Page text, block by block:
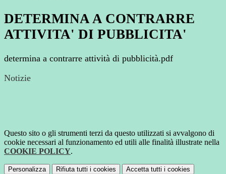
DETERMINA A CONTRARRE
ATTIVITA' DI PUBBLICITA'
determina a contrarre attività di pubblicità.pdf
Notizie
Questo sito o gli strumenti terzi da questo utilizzati si avvalgono di
cookie necessari al funzionamento ed utili alle finalità illustrate nella
COOKIE POLICY.
Personalizza Rifiuta tutti i cookies Accetta tutti i cookies